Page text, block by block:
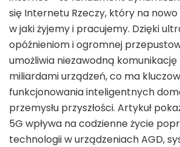
się Internetu Rzeczy, który na
w jaki żyjemy i pracujemy. Dzięki
opóźnieniom i ogromnej
umożliwia niezawodną komunikację
miliardami urządzeń, co ma
funkcjonowania inteligentnych
przemysłu przyszłości. Artykuł
5G wpływa na codzienne życie
technologii w urządzeniach AGD,